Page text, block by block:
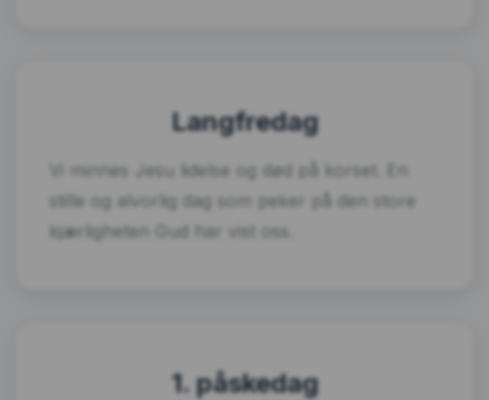
Langfredag
Vi minnes Jesu lidelse og død på korset. En
stille og alvorlig dag som peker på den store
kjærligheten Gud har vist oss.
1. påskedag